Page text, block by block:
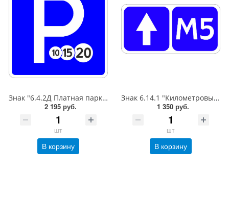
Знак "6.4.2Д Платная парковка для автотранспорта»,B=700Тип А (la) Инженерная (5 лет)металл 0.8 мм
2 195 руб.
шт
В корзину
Знак 6.14.1 "Километровый знак",350*700Тип А (1б) Микропризм. (7-9 лет)металл 0.8 мм
1 350 руб.
шт
В корзину